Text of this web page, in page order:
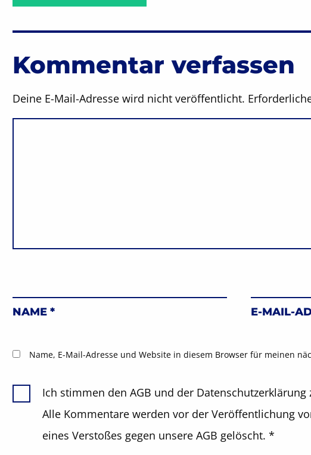
Kommentar verfassen
Deine E-Mail-Adresse wird nicht veröffentlicht.
NAME * E-MAIL-
Name, E-Mail-Adresse und Website in diesem Browser für meinen
Ich stimmen den AGB und der Datenschutzerklärung
Alle Kommentare werden vor der Veröffentlichung
eines Verstoßes gegen unsere AGB gelöscht. *